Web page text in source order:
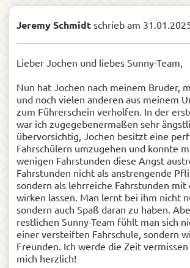
Jeremy Schmidt schrieb am
Lieber Jochen und liebes Sunny-Team,
Nun hat Jochen nach meinem Bruder,
und noch vielen anderen aus meinem
zum Führerschein verholfen. In der
war ich zugegebenermaßen sehr
übervorsichtig, Jochen besitzt eine
Fahrschülern umzugehen und konnte
wenigen Fahrstunden diese Angst
Fahrstunden nicht als anstrengende
sondern als lehrreiche Fahrstunden
wirken lassen. Man lernt bei ihm nicht
sondern auch Spaß daran zu haben.
restlichen Sunny-Team fühlt man sich
einer versteiften Fahrschule, sondern
Freunden. Ich werde die Zeit
mich herzlich!